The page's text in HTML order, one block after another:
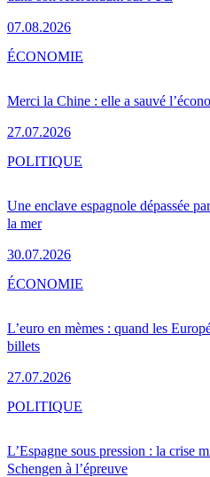
07.08.2026
Merci la Chine : elle a sauvé
27.07.2026
ÉCONOMIE
Une enclave espagnole dépassée
la mer
30.07.2026
POLITIQUE
L’euro en mèmes : quand les
billets
27.07.2026
ÉCONOMIE
L’Espagne sous pression : la crise
Schengen à l’épreuve
POLITIQUE